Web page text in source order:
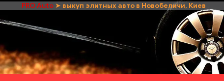
PRO Auto ➤ выкуп элитных авто в Новобеличи, Киев